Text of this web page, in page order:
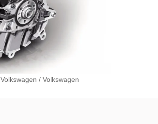
Volkswagen / Volkswagen